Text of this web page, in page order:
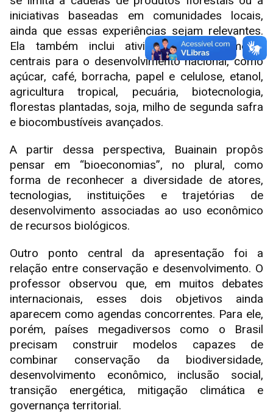
iniciativas baseadas em comunidades locais,
ainda que essas experiências sejam relevantes.
Ela também inclui atividades historicamente
centrais para o desenvolvimento nacional, como
açúcar, café, borracha, papel e celulose, etanol,
agricultura tropical, pecuária, biotecnologia,
florestas plantadas, soja, milho de segunda safra
e biocombustíveis avançados.
A partir dessa perspectiva, Buainain propôs
pensar em “bioeconomias”, no plural, como
forma de reconhecer a diversidade de atores,
tecnologias, instituições e trajetórias de
desenvolvimento associadas ao uso econômico
de recursos biológicos.
Outro ponto central da apresentação foi a
relação entre conservação e desenvolvimento. O
professor observou que, em muitos debates
internacionais, esses dois objetivos ainda
aparecem como agendas concorrentes. Para ele,
porém, países megadiversos como o Brasil
precisam construir modelos capazes de
combinar conservação da biodiversidade,
desenvolvimento econômico, inclusão social,
transição energética, mitigação climática e
governança territorial.